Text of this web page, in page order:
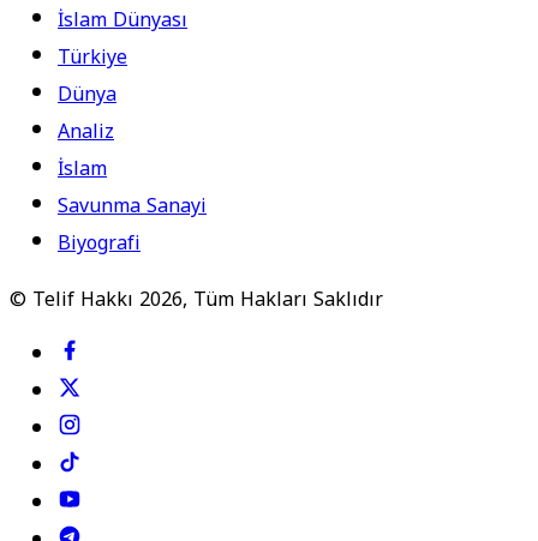
İslam Dünyası
Türkiye
Dünya
Analiz
İslam
Savunma Sanayi
Biyografi
© Telif Hakkı 2026, Tüm Hakları Saklıdır